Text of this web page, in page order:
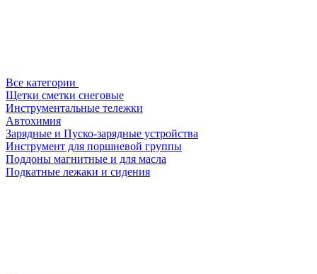
Все категории
Щетки сметки снеговые
Инструментальные тележки
Автохимия
Зарядные и Пуско-зарядные устройства
Инструмент для поршневой группы
Поддоны магнитные и для масла
Подкатные лежаки и сидения